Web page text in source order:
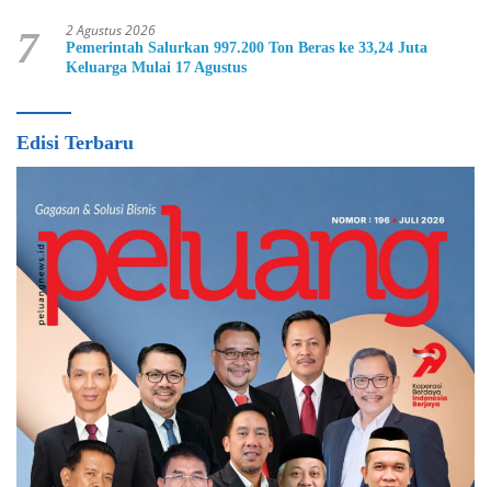
7 2 Agustus 2026
Pemerintah Salurkan 997.200 Ton Beras ke 33,24 Juta
Keluarga Mulai 17 Agustus
Edisi Terbaru